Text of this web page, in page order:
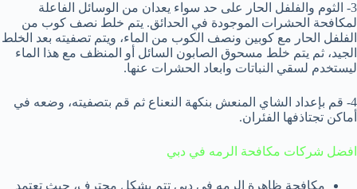
3- الثوم والفلفل الحار على حد سواء يعدان من الوسائل الفاعلة
لمكافحة الحشرات الموجودة في الحدائق. يتم خلط نصف كوب من
الفلفل الحار مع كوبين ونصف الكوب من الماء، ويتم تصفيته بعد الخلط
الجيد، ثم يتم خلط مسحوق الصابون السائل أو المنظف مع هذا الماء
ليستخدم لسقي النباتات وابعاد الحشرات عنها.
4- قم بإعداد الشاي المنعش بنكهة النعناع ثم قم بتصفيته، وضعه في
أماكن تجتاذفها الفئران.
افضل شركات مكافحة الرمه في دبي
مكافحة ظاهرة الرمه في دبي تتم بشكل محترف، حيث تعتمد